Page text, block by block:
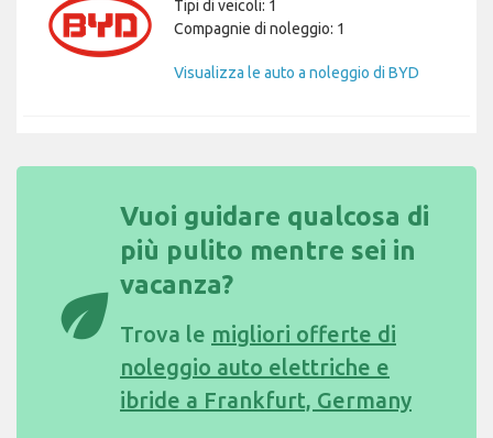
Tipi di veicoli: 1
Compagnie di noleggio: 1
Visualizza le auto a noleggio di BYD
eco
Vuoi guidare qualcosa di
più pulito mentre sei in
vacanza?
Trova le migliori offerte di
noleggio auto elettriche e
ibride a Frankfurt, Germany